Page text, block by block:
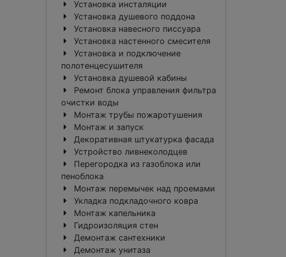
Установка инсталяции
Установка душевого поддона
Установка навесного писсуара
Установка настенного смесителя
Установка и подключение
полотенцесушителя
Установка душевой кабины
Ремонт блока управления фильтра
очистки воды
Монтаж трубы пожаротушения
Монтаж и запуск
Декоративная штукатурка фасада
Устройство ливнеколодцев
Перегородка из газоблока или
пеноблока
Монтаж перемычек над проемами
Укладка подкладочного ковра
Монтаж капельника
Гидроизоляция стен
Демонтаж сантехники
Демонтаж унитаза